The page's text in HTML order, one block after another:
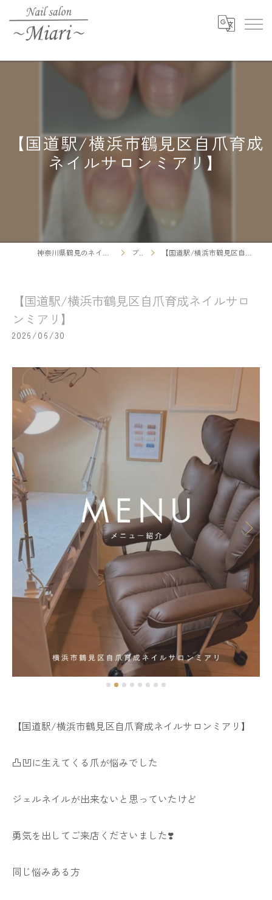
【国道駅/横浜市鶴見区自爪育成
ネイルサロンミアリ】
ブログ 【国道駅/横浜市鶴見区自爪育成ネイルサロンミアリ】
【国道駅/横浜市鶴見区自爪育成ネイルサロ
ンミアリ】
2026/06/30
【国道駅/横浜市鶴見区自爪育成ネイルサロンミアリ】
凸凹に生えてくる爪が悩みでした
ジェルネイルが出来ないと思っていたけど
勇気を出してご来店くださいました❣️
同じ悩みある方